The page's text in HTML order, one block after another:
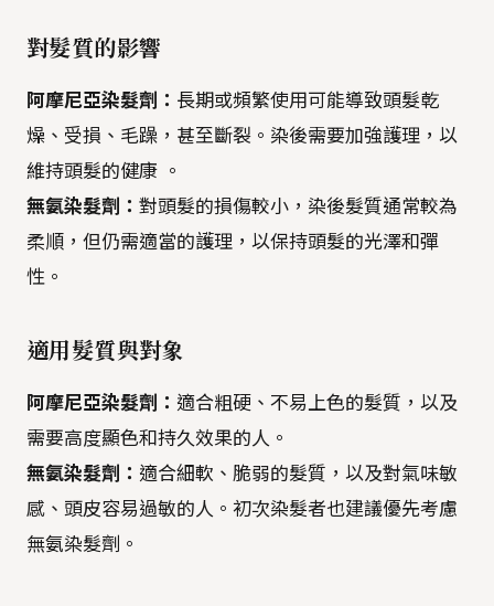
對髮質的影響
阿摩尼亞染髮劑： 長期或頻繁使用可能導致頭髮乾
燥、受損、毛躁，甚至斷裂。染後需要加強護理，以
維持頭髮的健康 。
無氨染髮劑： 對頭髮的損傷較小，染後髮質通常較為
柔順，但仍需適當的護理，以保持頭髮的光澤和彈
性。
適用髮質與對象
阿摩尼亞染髮劑： 適合粗硬、不易上色的髮質，以及
需要高度顯色和持久效果的人。
無氨染髮劑： 適合細軟、脆弱的髮質，以及對氣味敏
感、頭皮容易過敏的人。初次染髮者也建議優先考慮
無氨染髮劑。